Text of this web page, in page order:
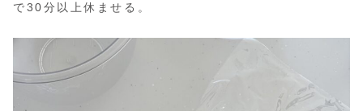
で30分以上休ませる。